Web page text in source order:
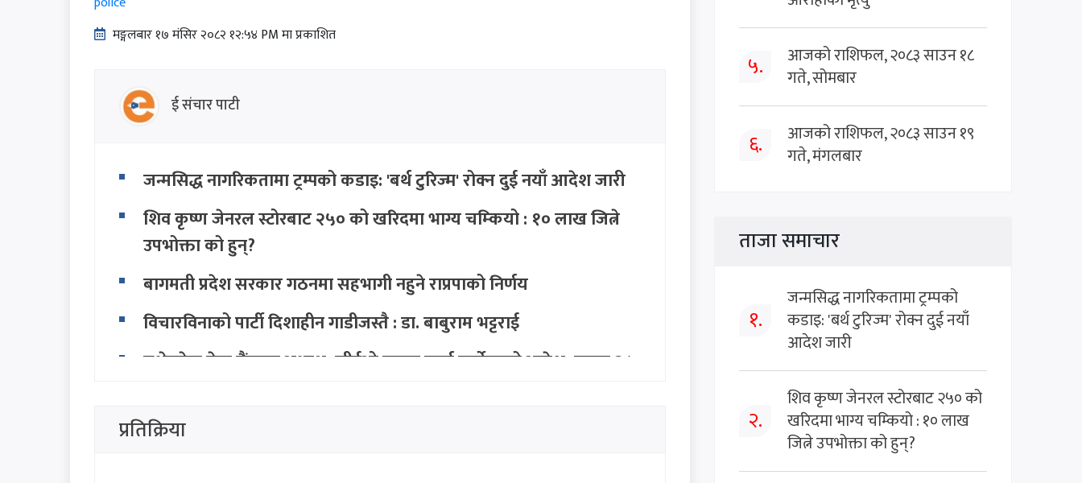
मङ्गलबार १७ मंसिर २०८२ १२:५४ PM मा प्रकाशित
ई संचार पाटी
जन्मसिद्ध नागरिकतामा ट्रम्पको कडाइ: 'बर्थ टुरिज्म' रोक्न दुई नयाँ आदेश जारी
शिव कृष्ण जेनरल स्टोरबाट २५० को खरिदमा भाग्य चम्कियो : १० लाख जित्ने
उपभोक्ता को हुन्?
बागमती प्रदेश सरकार गठनमा सहभागी नहुने राप्रपाको निर्णय
विचारविनाको पार्टी दिशाहीन गाडीजस्तै : डा. बाबुराम भट्टराई
इन्भेष्टमेन्ट मेगा बैंकका अध्यक्ष–सीईओ पक्राउ नगर्न सर्वोच्चको आदेश, साउन २८
थप हेर्नुहोस
प्रतिक्रिया
५.
आजको राशिफल, २०८३ साउन १८
गते, सोमबार
६.
आजको राशिफल, २०८३ साउन १९
गते, मंगलबार
ताजा समाचार
१.
जन्मसिद्ध नागरिकतामा ट्रम्पको
कडाइ: 'बर्थ टुरिज्म' रोक्न दुई नयाँ
आदेश जारी
२.
शिव कृष्ण जेनरल स्टोरबाट २५० को
खरिदमा भाग्य चम्कियो : १० लाख
जित्ने उपभोक्ता को हुन्?